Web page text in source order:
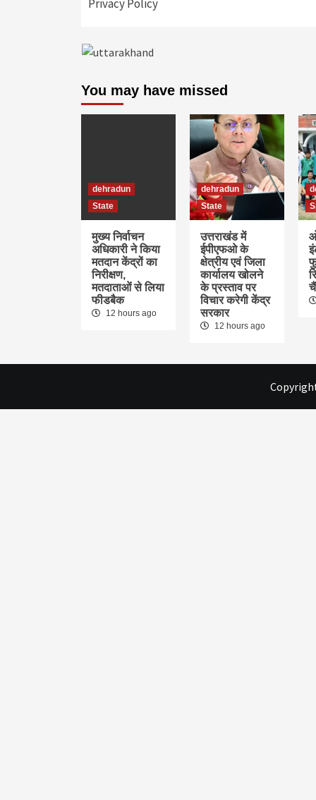
Privacy Policy
You may have missed
dehradun
State
मुख्य निर्वाचन
अधिकारी ने किया
मतदान केंद्रों का
निरीक्षण,
मतदाताओं से लिया
फीडबैक
12 hours ago
dehradun
State
उत्तराखंड में
ईपीएफओ के
क्षेत्रीय एवं जिला
कार्यालय खोलने
के प्रस्ताव पर
विचार करेगी केंद्र
सरकार
12 hours ago